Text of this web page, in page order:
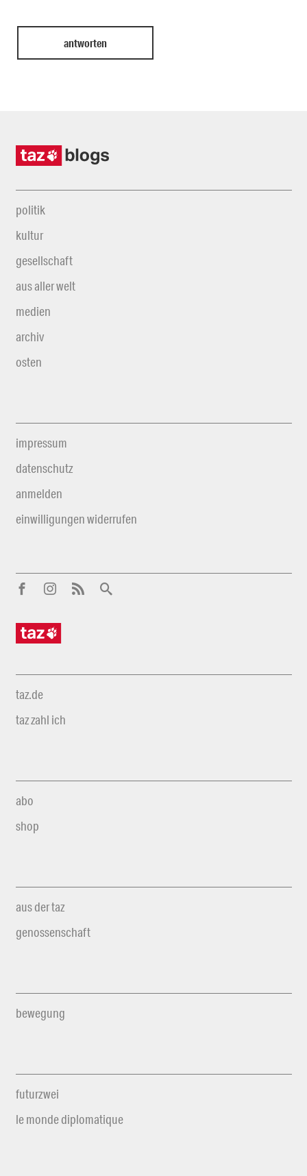
politik
kultur
gesellschaft
aus aller welt
medien
archiv
osten
impressum
datenschutz
anmelden
einwilligungen widerrufen
taz.de
taz zahl ich
abo
shop
aus der taz
genossenschaft
bewegung
futurzwei
le monde diplomatique